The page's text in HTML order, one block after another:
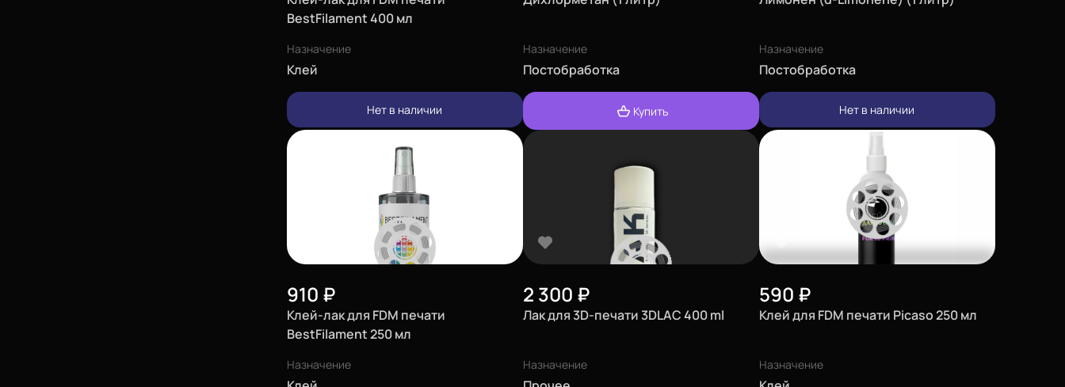
BestFilament 400 мл
Назначение
Клей
Нет в наличии
Назначение
Постобработка
Купить
Назначение
Постобработка
Нет в наличии
910 ₽
Клей-лак для FDM печати
BestFilament 250 мл
Назначение
2 300 ₽
Лак для 3D-печати 3DLAC 400 ml
Назначение
590 ₽
Клей для FDM печати Picaso 250 мл
Назначение